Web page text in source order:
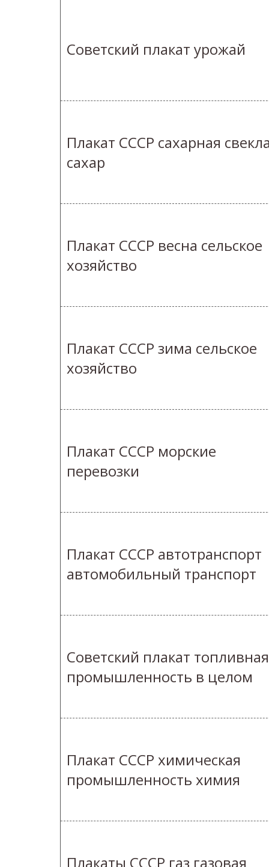
Советский плакат урожай
Плакат СССР сахарная
сахар
Плакат СССР весна сельское
хозяйство
Плакат СССР зима сельское
хозяйство
Плакат СССР морские
перевозки
Плакат СССР автотранспорт
автомобильный транспорт
Советский плакат топливная
промышленность в целом
Плакат СССР химическая
промышленность химия
Плакаты СССР газ газовая